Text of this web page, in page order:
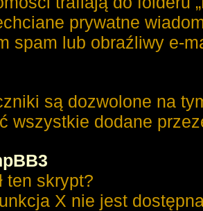
prywatne
spam lub obraźliwy e-
są dozwolone na
wszystkie dodane
ten skrypt?
X nie jest